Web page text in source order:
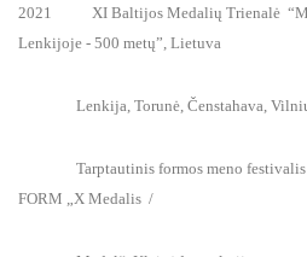
2021 XI Baltijos Medalių Trienalė
Lenkijoje - 500 metų”, Lietuva
Lenkija, Torunė, Čenstahava,
Tarptautinis formos meno festivalis
FORM „X Medalis /